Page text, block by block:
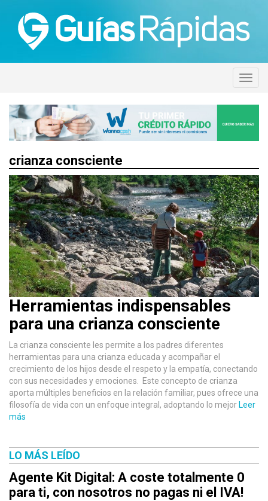
crianza consciente
Herramientas indispensables
para una crianza consciente
La crianza consciente les permite a los padres diferentes
herramientas para una crianza educada y acompañar el
crecimiento de los hijos desde el respeto y la empatía, conectando
con sus necesidades y emociones. Este concepto de crianza
aporta múltiples beneficios en la relación familiar, pues ofrece una
filosofía de vida con un enfoque integral, adoptando lo mejor Leer
más
LO MÁS LEÍDO
Agente Kit Digital: A coste totalmente 0
para ti, con nosotros no pagas ni el IVA!